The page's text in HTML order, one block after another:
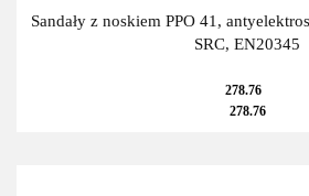
Sandały z noskiem PPO 41,
SRC, EN20345
278.76
278.76